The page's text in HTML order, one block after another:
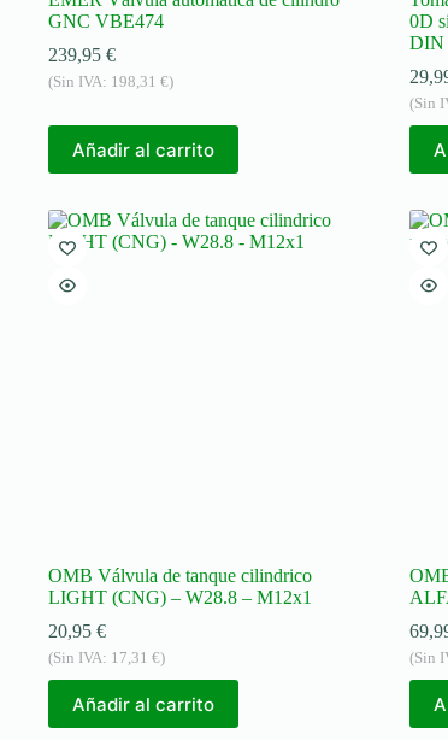
GNC VBE474
239,95 €
(Sin IVA: 198,31 €)
Añadir al carrito
0D
DIN
(Sin
OMB Válvula de tanque cilindrico
LIGHT (CNG) – W28.8 – M12x1
20,95 €
(Sin IVA: 17,31 €)
Añadir al carrito
(Sin